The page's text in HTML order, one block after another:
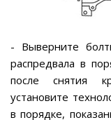
- Выверните
распредвала в
после снятия
установите
в порядке,